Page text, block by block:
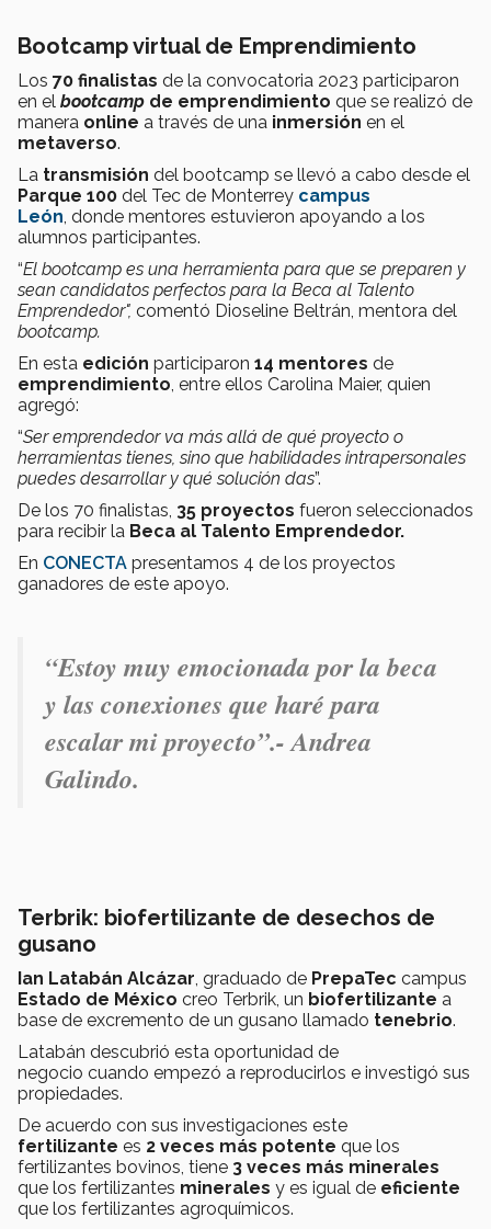
Bootcamp virtual de Emprendimiento
Los 70 finalistas de la convocatoria 2023 participaron
en el bootcamp de emprendimiento que se realizó de
manera online a través de una inmersión en el
metaverso.
La transmisión del bootcamp se llevó a cabo desde el
Parque 100 del Tec de Monterrey campus
León , donde mentores estuvieron apoyando a los
alumnos participantes.
“El bootcamp es una herramienta para que se preparen y
sean candidatos perfectos para la Beca al Talento
Emprendedor", comentó Dioseline Beltrán, mentora del
bootcamp.
En esta edición participaron 14 mentores de
emprendimiento , entre ellos Carolina Maier, quien
agregó:
“Ser emprendedor va más allá de qué proyecto o
herramientas tienes, sino que habilidades intrapersonales
puedes desarrollar y qué solución das”.
De los 70 finalistas, 35 proyectos fueron seleccionados
para recibir la Beca al Talento Emprendedor.
En CONECTA presentamos 4 de los proyectos
ganadores de este apoyo.
“Estoy muy emocionada por la beca
y las conexiones que haré para
escalar mi proyecto”.- Andrea
Galindo.
Terbrik: biofertilizante de desechos de
gusano
Ian Latabán Alcázar , graduado de PrepaTec campus
Estado de México creo Terbrik, un biofertilizante a
base de excremento de un gusano llamado tenebrio.
Latabán descubrió esta oportunidad de
negocio cuando empezó a reproducirlos e investigó sus
propiedades.
De acuerdo con sus investigaciones este
fertilizante es 2 veces más potente que los
fertilizantes bovinos, tiene 3 veces más minerales
que los fertilizantes minerales y es igual de eficiente
que los fertilizantes agroquímicos.